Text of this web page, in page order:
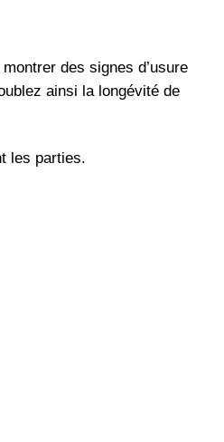
des signes d’usure
ainsi la longévité de
les parties.